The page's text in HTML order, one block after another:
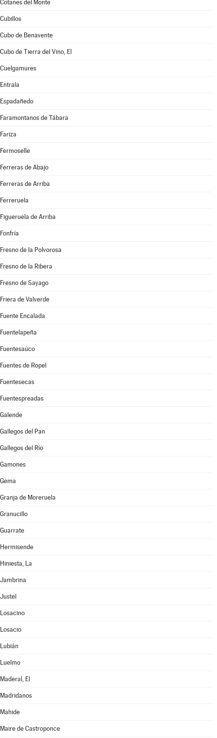
Cotanes del Monte
Cubillos
Cubo de Benavente
Cubo de Tierra del Vino, El
Cuelgamures
Entrala
Espadañedo
Faramontanos de Tábara
Fariza
Fermoselle
Ferreras de Abajo
Ferreras de Arriba
Ferreruela
Figueruela de Arriba
Fonfría
Fresno de la Polvorosa
Fresno de la Ribera
Fresno de Sayago
Friera de Valverde
Fuente Encalada
Fuentelapeña
Fuentesaúco
Fuentes de Ropel
Fuentesecas
Fuentespreadas
Galende
Gallegos del Pan
Gallegos del Río
Gamones
Gema
Granja de Moreruela
Granucillo
Guarrate
Hermisende
Hiniesta, La
Jambrina
Justel
Losacino
Losacio
Lubián
Luelmo
Maderal, El
Madridanos
Mahide
Maire de Castroponce